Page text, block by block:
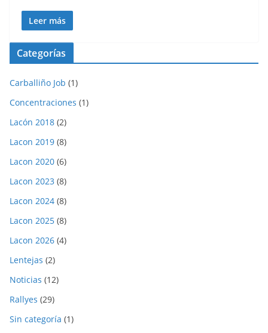
Leer más
Categorías
Carballiño Job (1)
Concentraciones (1)
Lacón 2018 (2)
Lacon 2019 (8)
Lacon 2020 (6)
Lacon 2023 (8)
Lacon 2024 (8)
Lacon 2025 (8)
Lacon 2026 (4)
Lentejas (2)
Noticias (12)
Rallyes (29)
Sin categoría (1)